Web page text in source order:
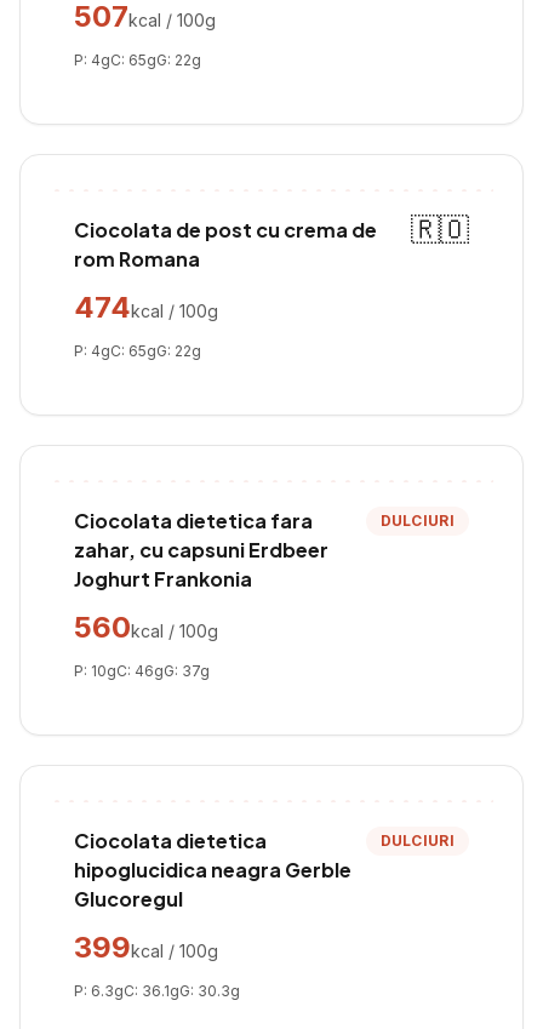
507kcal / 100g
P: 4gC: 65gG: 22g
Ciocolata de post cu crema de
rom Romana
🇷🇴
474kcal / 100g
P: 4gC: 65gG: 22g
Ciocolata dietetica fara
zahar, cu capsuni Erdbeer
Joghurt Frankonia
DULCIURI
560kcal / 100g
P: 10gC: 46gG: 37g
Ciocolata dietetica
hipoglucidica neagra Gerble
Glucoregul
DULCIURI
399kcal / 100g
P: 6.3gC: 36.1gG: 30.3g